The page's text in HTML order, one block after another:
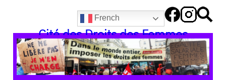
contenu
French
Cité des Droits des Femmes